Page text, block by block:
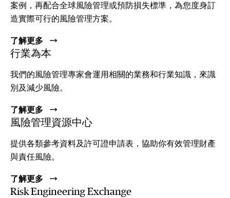
案例，再配合全球風險管理或預防損失標準，為您度身訂
造實際可行的風險管理方案。
了解更多
行業為本
我們的風險管理專家會運用相關的業務和行業知識，來識
別及減少風險。
了解更多
風險管理資源中心
提供各類參考資料及許可證申請表，協助你有效管理財產
與責任風險。
了解更多
Risk Engineering Exchange